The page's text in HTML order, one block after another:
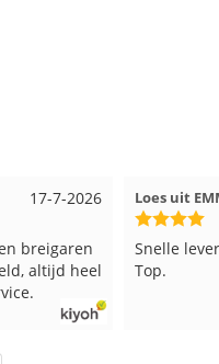
17-7-2026
breigaren
altijd heel
Loes uit
Snelle
Top.